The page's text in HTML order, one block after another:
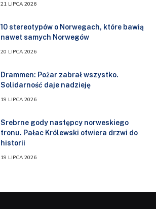
21 LIPCA 2026
10 stereotypów o Norwegach, które bawią
nawet samych Norwegów
20 LIPCA 2026
Drammen: Pożar zabrał wszystko.
Solidarność daje nadzieję
19 LIPCA 2026
Srebrne gody następcy norweskiego
tronu. Pałac Królewski otwiera drzwi do
historii
19 LIPCA 2026